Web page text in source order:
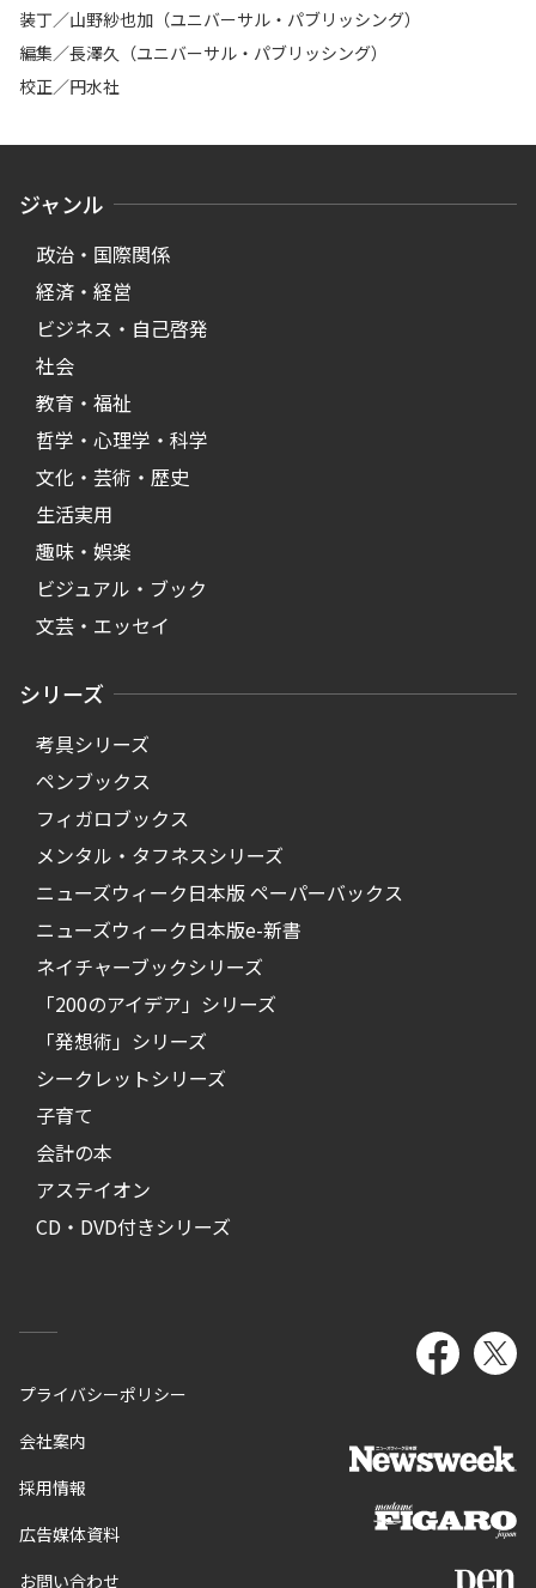
装丁／山野紗也加（ユニバーサル・パブリッシング）
編集／長澤久（ユニバーサル・パブリッシング）
校正／円水社
ジャンル
政治・国際関係
経済・経営
ビジネス・自己啓発
社会
教育・福祉
哲学・心理学・科学
文化・芸術・歴史
生活実用
趣味・娯楽
ビジュアル・ブック
文芸・エッセイ
シリーズ
考具シリーズ
ペンブックス
フィガロブックス
メンタル・タフネスシリーズ
ニューズウィーク日本版 ペーパーバックス
ニューズウィーク日本版e-新書
ネイチャーブックシリーズ
「200のアイデア」シリーズ
「発想術」シリーズ
シークレットシリーズ
子育て
会計の本
アステイオン
CD・DVD付きシリーズ
プライバシーポリシー
会社案内
採用情報
広告媒体資料
お問い合わせ